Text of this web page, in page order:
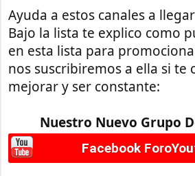
Ayuda a estos canales a
Bajo la lista te explico como
en esta lista para
nos suscribiremos a ella si te
mejorar y ser constante:
Nuestro Nuevo Grupo
Facebook